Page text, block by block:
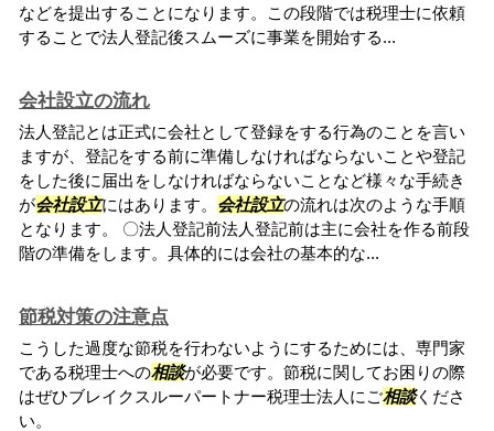
などを提出することになります。この段階では税理士に依頼
することで法人登記後スムーズに事業を開始する...
会社設立の流れ
法人登記とは正式に会社として登録をする行為のことを言い
ますが、登記をする前に準備しなければならないことや登記
をした後に届出をしなければならないことなど様々な手続き
が会社設立にはあります。 会社設立の流れは次のような手順
となります。 〇法人登記前法人登記前は主に会社を作る前段
階の準備をします。具体的には会社の基本的な...
節税対策の注意点
こうした過度な節税を行わないようにするためには、専門家
である税理士への相談が必要です。節税に関してお困りの際
はぜひブレイクスルーパートナー税理士法人にご相談くださ
い。